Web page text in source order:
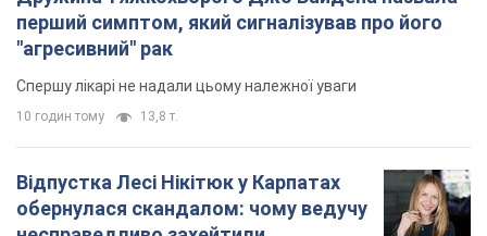
несправедливо захейтили
Знаменитість вийшла на пряму комунікацію в
Не лише через зарплату: чому
українці не поспішають
погоджуватися на вакансії